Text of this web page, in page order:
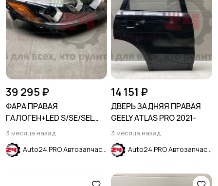
39 295 ₽
ФАРА ПРАВАЯ
ГАЛОГЕН+LED S/SE/SEL
FORD ESCAPE 2020-
3 месяца назад
Auto24.PRO Автозапчасти
14 151 ₽
ДВЕРЬ ЗАДНЯЯ ПРАВАЯ
GEELY ATLAS PRO 2021-
3 месяца назад
Auto24.PRO Автозапчасти